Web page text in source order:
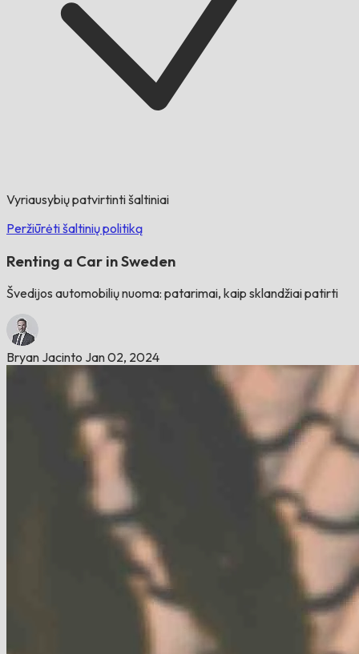
Vyriausybių patvirtinti šaltiniai
Peržiūrėti šaltinių politiką
Renting a Car in Sweden
Švedijos automobilių nuoma: patarimai, kaip sklandžiai patirti
Bryan Jacinto Jan 02, 2024